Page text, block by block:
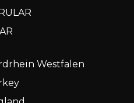
Westfalen